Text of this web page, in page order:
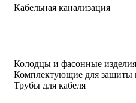
Кабельная канализация
Колодцы и фасонные изделия
Комплектующие для защиты
Трубы для кабеля